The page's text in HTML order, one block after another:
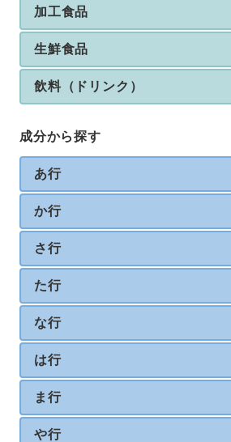
加工食品
生鮮食品
飲料（ドリンク）
成分から探す
あ行
か行
さ行
た行
な行
は行
ま行
や行